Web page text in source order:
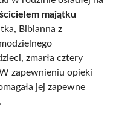
majątku
Bibianna z
zmarła cztery
zapewnieniu opieki
jej zapewne